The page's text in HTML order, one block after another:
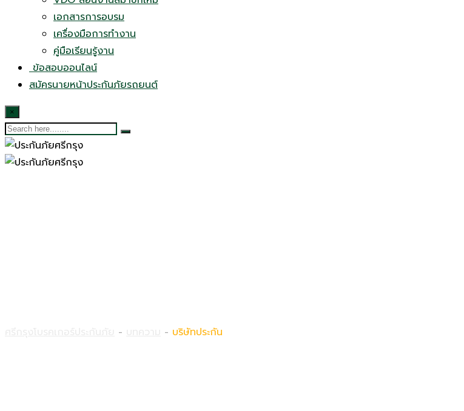
เอกสารการอบรม
เครื่องมือการทำงาน
คู่มือเรียนรู้งาน
ข้อสอบออนไลน์
สมัครนายหน้าประกันภัยรถยนต์
×
- - บริษัทประกัน